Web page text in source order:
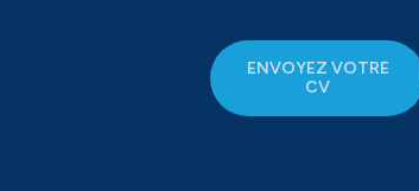
ENVOYEZ VOTRE
CV